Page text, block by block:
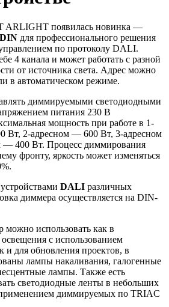
ARLIGHT появилась новинка —
для профессионального решения
по протоколу DALI.
4 канала и может работать с разной
от источника света. Адрес можно
в автоматическом режиме.
диммируемыми светодиодными
питания 230 В
мощность при работе в 1-
Вт, 2-адресном — 600 Вт, 3-адресном
400 Вт. Процесс диммирования
фронту, яркость может изменяться
DALI различных
диммера осуществляется на DIN-
использовать как в
с использованием
и для обновления проектов, в
лампы накаливания, галогенные
лампы. Также есть
светодиодные ленты в небольших
диммируемых по TRIAC